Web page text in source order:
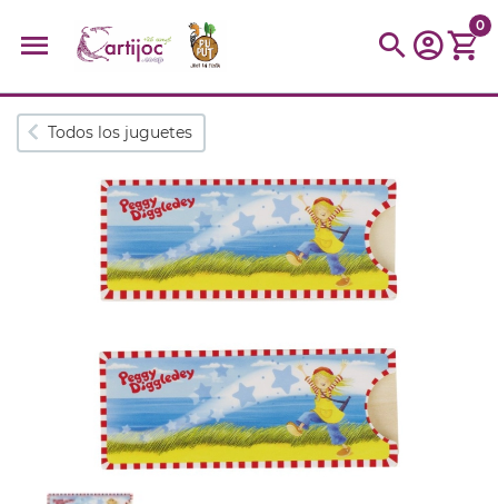
Búsquedas populares
Parchís Moulin
montessori
kit kidynight Puzzle
Botella
0
Todos los juguetes